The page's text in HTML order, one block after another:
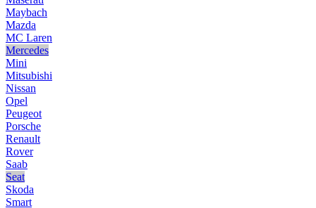
Maybach
Mazda
MC Laren
Mercedes
Mini
Mitsubishi
Nissan
Opel
Peugeot
Porsche
Renault
Rover
Saab
Seat
Skoda
Smart